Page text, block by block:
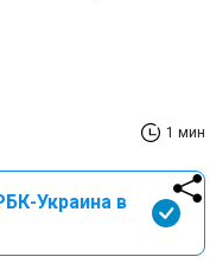
1 мин
Украина в